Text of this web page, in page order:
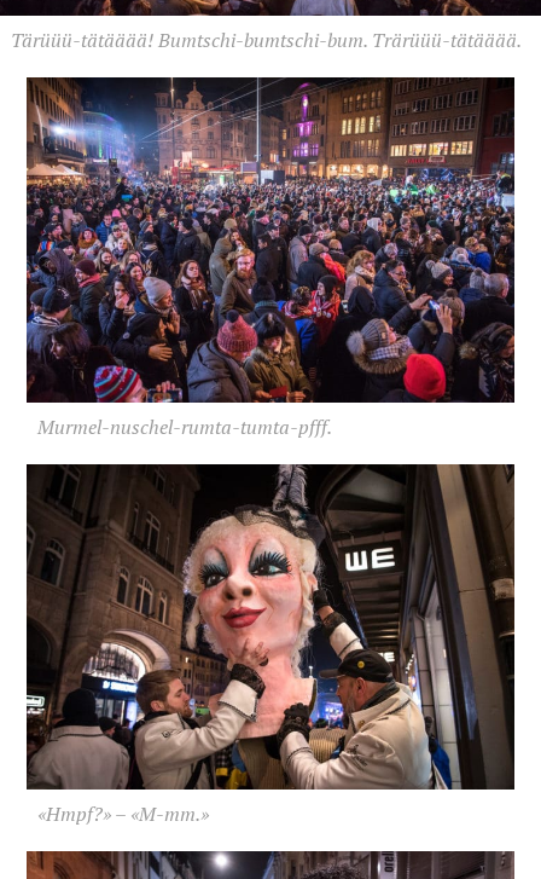
Tärüüü-tätääää! Bumtschi-bumtschi-bum. Trärüüü-tätääää.
Murmel-nuschel-rumta-tumta-pfff.
«Hmpf?» – «M-mm.»